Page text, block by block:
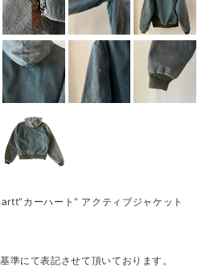
カーハート” アクティブジャケット
にて表記させて頂いております。